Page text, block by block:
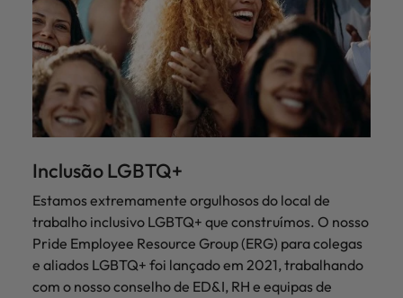
Inclusão LGBTQ+
Estamos extremamente orgulhosos do local de
trabalho inclusivo LGBTQ+ que construímos. O nosso
Pride Employee Resource Group (ERG) para colegas
e aliados LGBTQ+ foi lançado em 2021, trabalhando
com o nosso conselho de ED&I, RH e equipas de